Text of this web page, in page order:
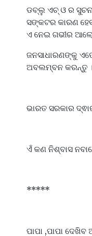
ଡବ୍ଲୁ ଏଚ୍ ଓ ର
ସଙ୍କଟର କାରଣ
ଏ ନେଇ ଗଭୀର
ଜନସାଧାରଣଙ୍କୁ
ଅବଲମ୍ବନ କରନ୍ତୁ ।
ଭାରତ ସରକାର
ଏଁ କଣ ନିଶ୍ବାସ
*****
ପାପା ,ପାପା